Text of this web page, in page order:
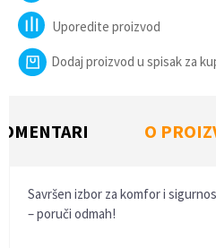
Uporedite proizvod
Dodaj proizvod u spisak za
O
Savršen izbor za komfor i
– poruči odmah!